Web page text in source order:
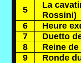
5
La
Rossini)
6
Heure
7
Duetto
8
Reine de
9
Ronde